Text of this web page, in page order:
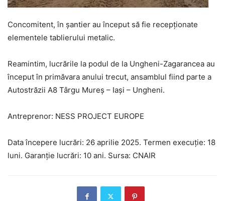
Concomitent, în șantier au început să fie recepționate
elementele tablierului metalic.
Reamintim, lucrările la podul de la Ungheni-Zagarancea au
început în primăvara anului trecut, ansamblul fiind parte a
Autostrăzii A8 Târgu Mureș – Iași – Ungheni.
Antreprenor: NESS PROJECT EUROPE
Data începere lucrări: 26 aprilie 2025. Termen execuție: 18
luni. Garanție lucrări: 10 ani. Sursa: CNAIR